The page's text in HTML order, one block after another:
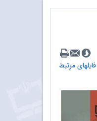
فایلهای مرتبط